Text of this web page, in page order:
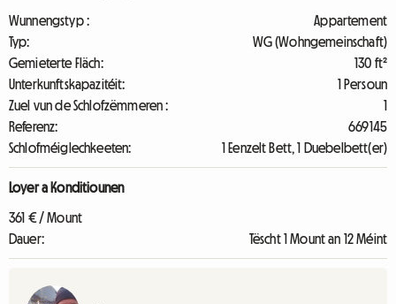
Wunnengstyp :
Appartement
Typ:
WG (Wohngemeinschaft)
Gemieterte Fläch:
130 ft²
Unterkunftskapazitéit:
1 Persoun
Zuel vun de Schlofzëmmeren :
1
Referenz:
669145
Schlofméiglechkeeten:
1 Eenzelt Bett, 1 Duebelbett(er)
Loyer a Konditiounen
361 € / Mount
Dauer:
Tëscht 1 Mount an 12 Méint